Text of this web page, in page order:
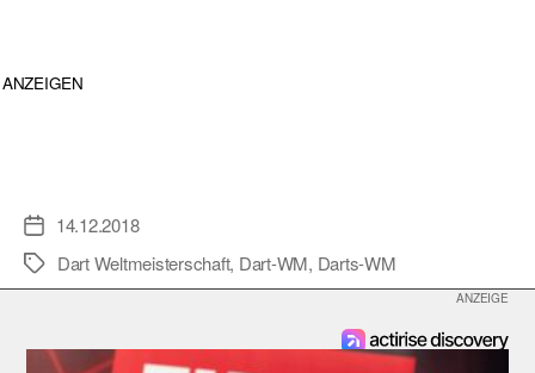
ANZEIGEN
Veröffentlichungsdatum
14.12.2018
Schlagwörter
Dart Weltmeisterschaft, Dart-WM, Darts-WM